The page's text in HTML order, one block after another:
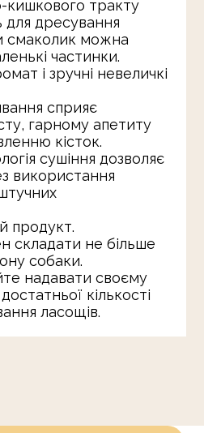
тракту
для дресування
смаколик можна
частинки.
і зручні невеличкі
сприяє
гарному апетиту
кісток.
сушіння дозволяє
використання
продукт.
складати не більше
собаки.
надавати своєму
кількості
ласощів.